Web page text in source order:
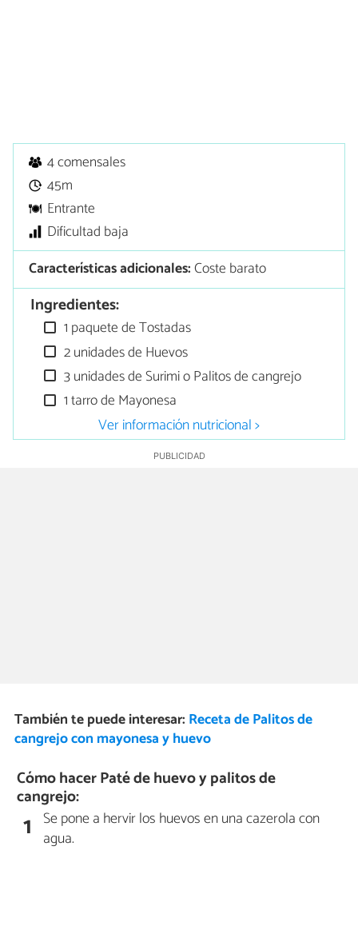
4 comensales
45m
Entrante
Dificultad baja
Características adicionales:Coste barato
Ingredientes:
1 paquete de Tostadas
2 unidades de Huevos
3 unidades de Surimi o Palitos de cangrejo
1 tarro de Mayonesa
Ver información nutricional >
También te puede interesar: Receta de Palitos de
cangrejo con mayonesa y huevo
Cómo hacer Paté de huevo y palitos de
cangrejo:
1 Se pone a hervir los huevos en una cazerola con
agua.